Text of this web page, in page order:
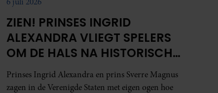
ZIEN! PRINSES INGRID
ALEXANDRA VLIEGT SPELERS
OM DE HALS NA HISTORISCHE
WK-ZEGE NOORWEGEN
Prinses Ingrid Alexandra en prins Sverre Magnus
zagen in de Verenigde Staten met eigen ogen hoe